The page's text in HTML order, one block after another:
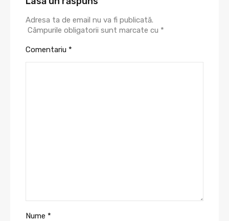
Adresa ta de email nu va fi publicată.
Câmpurile obligatorii sunt marcate cu *
Comentariu *
Nume *